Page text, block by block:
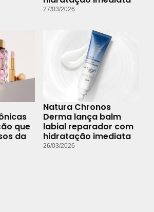
27/03/2026
que
da
Natura Chronos
Derma lança balm
labial reparador com
hidratação imediata
26/03/2026